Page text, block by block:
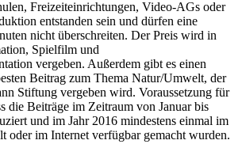
Freizeiteinrichtungen, Video-AGs oder
entstanden sein und dürfen eine
nicht überschreiten. Der Preis wird in
Spielfilm und
vergeben. Außerdem gibt es einen
Beitrag zum Thema Natur/Umwelt, der
Stiftung vergeben wird. Voraussetzung für
die Beiträge im Zeitraum von Januar bis
und im Jahr 2016 mindestens einmal im
oder im Internet verfügbar gemacht wurden.